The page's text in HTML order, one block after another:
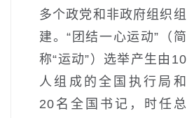
多个政党和非政府组织组
建。“团结一心运动”（简
称“运动”）选举产生由10
人组成的全国执行局和
20名全国书记，时任总